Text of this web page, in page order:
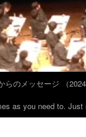
らのメッセージ （
as you need to. Just